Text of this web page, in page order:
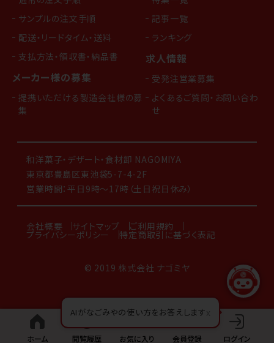
サンプルの注文手順
配送・リードタイム・送料
支払方法・領収書・納品書
メーカー様の募集
提携いただける製造会社様の募
集
記事一覧
ランキング
求人情報
受発注営業募集
よくあるご質問・お問い合わ
せ
和洋菓子・デザート・食材卸 NAGOMIYA
東京都豊島区東池袋5-7-4-2F
営業時間：平日9時～17時（土日祝日休み）
会社概要 サイトマップ ご利用規約
プライバシーポリシー 特定商取引に基づく表記
© 2019 株式会社 ナゴミヤ
ホーム 閲覧履歴 お気に入り 会員登録 ログイン
AIがなごみやの使い方をお答えします